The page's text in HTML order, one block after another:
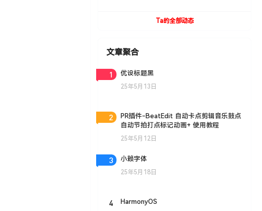
Ta的全部动态
文章聚合
1 优设标题黑
25年5月13日
2
PR插件-BeatEdit 自动卡点剪辑音乐鼓点
自动节拍打点标记动画+ 使用教程
25年5月12日
3 小赖字体
25年5月18日
4 HarmonyOS